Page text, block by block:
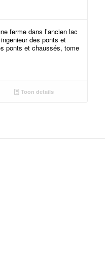
ferme dans l’ancien lac
des ponts et
ponts et chaussés, tome
Toon details